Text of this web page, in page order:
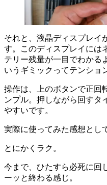
それと、液晶ディスプレイ
す。このディスプレイには
テリー残量が一目でわかる
いうギミックってテンショ
操作は、上のボタンで正回
ンプル。押しながら回すタ
やすいです。
実際に使ってみた感想と
とにかくラク。
今まで、ひたすら必死に回
ーッと終わる感じ。